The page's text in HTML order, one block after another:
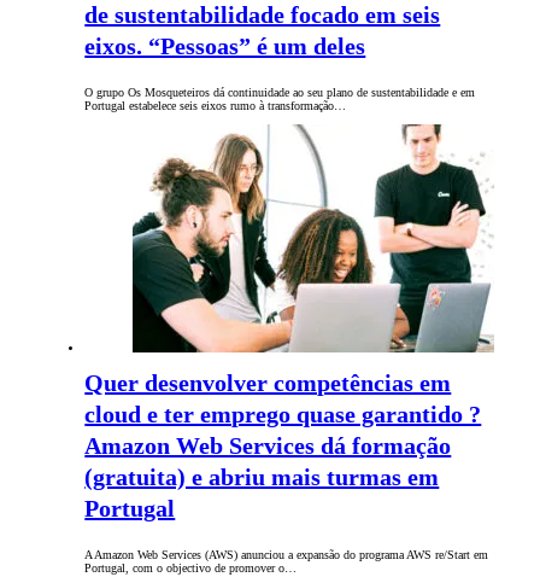
de sustentabilidade focado em seis
eixos. “Pessoas” é um deles
O grupo Os Mosqueteiros dá continuidade ao seu plano de sustentabilidade e em
Portugal estabelece seis eixos rumo à transformação…
Quer desenvolver competências em
cloud e ter emprego quase garantido ?
Amazon Web Services dá formação
(gratuita) e abriu mais turmas em
Portugal
A Amazon Web Services (AWS) anunciou a expansão do programa AWS re/Start em
Portugal, com o objectivo de promover o…